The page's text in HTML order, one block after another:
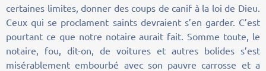
certaines limites, donner des coups de canif à la loi de Dieu.
Ceux qui se proclament saints devraient s’en garder. C’est
pourtant ce que notre notaire aurait fait. Somme toute, le
notaire, fou, dit-on, de voitures et autres bolides s’est
misérablement embourbé avec son pauvre carrosse et a